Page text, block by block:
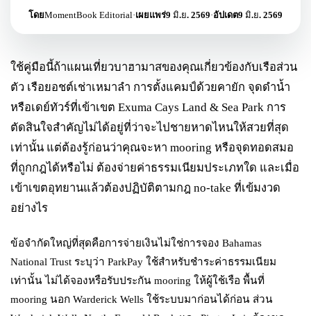
โดยMomentBook Editorial·เผยแพร่9 มิ.ย. 2569·อัปเดต9 มิ.ย. 2569
ใช้คู่มือนี้ถ้าแผนเที่ยวบาฮามาสของคุณเกี่ยวข้องกับเรือส่วน
ตัว เรือยอชต์เช่าเหมาลำ การตั้งแคมป์ด้วยคายัก จุดดำน้ำ
หรือเดย์ทัวร์ที่เข้าเขต Exuma Cays Land & Sea Park การ
ตัดสินใจสำคัญไม่ได้อยู่ที่ว่าจะไปชายหาดไหนให้สวยที่สุด
เท่านั้น แต่ต้องรู้ก่อนว่าคุณจะหา mooring หรือจุดทอดสมอ
ที่ถูกกฎได้หรือไม่ ต้องจ่ายค่าธรรมเนียมประเภทใด และเมื่อ
เข้าเขตอุทยานแล้วต้องปฏิบัติตามกฎ no-take ที่เข้มงวด
อย่างไร
ข้อจำกัดใหญ่ที่สุดคือการจ่ายเงินไม่ใช่การจอง Bahamas
National Trust ระบุว่า ParkPay ใช้สำหรับชำระค่าธรรมเนียม
เท่านั้น ไม่ได้จองหรือรับประกัน mooring ให้ผู้ใช้เรือ พื้นที่
mooring นอก Warderick Wells ใช้ระบบมาก่อนได้ก่อน ส่วน